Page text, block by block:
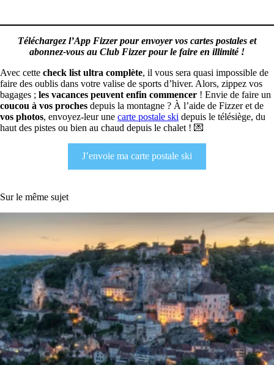
Téléchargez l’App Fizzer pour envoyer vos cartes postales et
abonnez-vous au Club Fizzer pour le faire en illimité !
Avec cette check list ultra complète, il vous sera quasi impossible de
faire des oublis dans votre valise de sports d’hiver. Alors, zippez vos
bagages ; les vacances peuvent enfin commencer ! Envie de faire un
coucou à vos proches depuis la montagne ? À l’aide de Fizzer et de
vos photos, envoyez-leur une carte postale ski depuis le télésiège, du
haut des pistes ou bien au chaud depuis le chalet ! 💌
J’envoie ma carte postale ski
Sur le même sujet